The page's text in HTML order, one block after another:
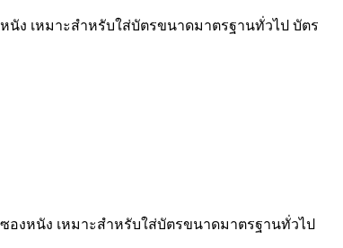
ง เหมาะสำหรับใส่บัตรขนาดมาตรฐานทั่วไป บัตร
งหนัง เหมาะสำหรับใส่บัตรขนาดมาตรฐานทั่วไป